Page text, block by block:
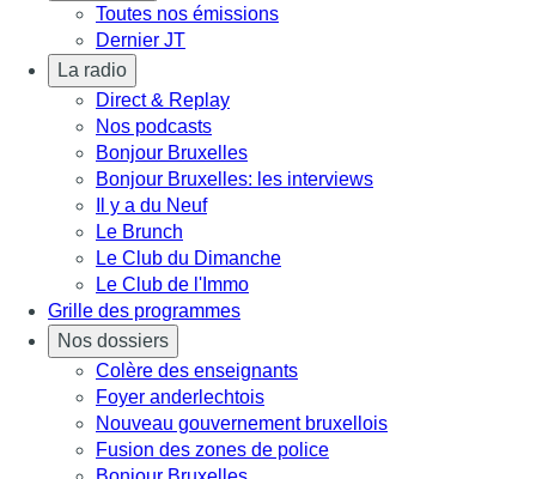
Toutes nos émissions
Dernier JT
La radio
Direct & Replay
Nos podcasts
Bonjour Bruxelles
Bonjour Bruxelles: les interviews
Il y a du Neuf
Le Brunch
Le Club du Dimanche
Le Club de l'Immo
Grille des programmes
Nos dossiers
Colère des enseignants
Foyer anderlechtois
Nouveau gouvernement bruxellois
Fusion des zones de police